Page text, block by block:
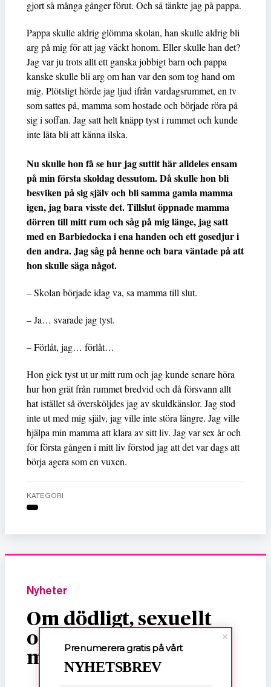
gjort så många gånger förut. Och så tänkte jag på pappa.
Pappa skulle aldrig glömma skolan, han skulle aldrig bli
arg på mig för att jag väckt honom. Eller skulle han det?
Jag var ju trots allt ett ganska jobbigt barn och pappa
kanske skulle bli arg om han var den som tog hand om
mig. Plötsligt hörde jag ljud ifrån vardagsrummet, en tv
som sattes på, mamma som hostade och började röra på
sig i soffan. Jag satt helt knäpp tyst i rummet och kunde
inte låta bli att känna ilska.
Nu skulle hon få se hur jag suttit här alldeles ensam
på min första skoldag dessutom. Då skulle hon bli
besviken på sig själv och bli samma gamla mamma
igen, jag bara visste det. Tillslut öppnade mamma
dörren till mitt rum och såg på mig länge, jag satt
med en Barbiedocka i ena handen och ett gosedjur i
den andra. Jag såg på henne och bara väntade på att
hon skulle säga något.
– Skolan började idag va, sa mamma till slut.
– Ja… svarade jag tyst.
– Förlåt, jag… förlåt…
Hon gick tyst ut ur mitt rum och jag kunde senare höra
hur hon grät från rummet bredvid och då försvann allt
hat istället så översköljdes jag av skuldkänslor. Jag stod
inte ut med mig själv, jag ville inte störa längre. Jag ville
hjälpa min mamma att klara av sitt liv. Jag var sex år och
för första gången i mitt liv förstod jag att det var dags att
börja agera som en vuxen.
KATEGORI
Nyheter
Om dödligt, sexuellt
och ekonomiskt våld
mot kvinnor
Prenumerera gratis på vårt
NYHETSBREV